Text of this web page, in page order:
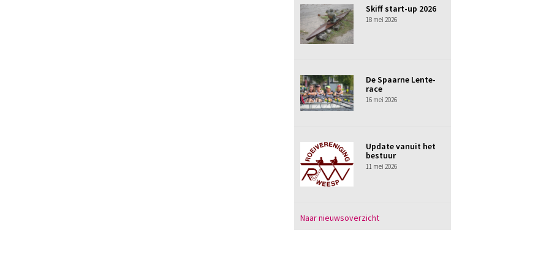
Skiff start-up 2026
18 mei 2026
De Spaarne Lente-
race
16 mei 2026
Update vanuit het
bestuur
11 mei 2026
Naar nieuwsoverzicht